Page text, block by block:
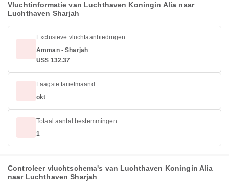
Vluchtinformatie van Luchthaven Koningin Alia naar
Luchthaven Sharjah
Exclusieve vluchtaanbiedingen
Amman - Sharjah
US$ 132.37
Laagste tariefmaand
okt
Totaal aantal bestemmingen
1
Controleer vluchtschema's van Luchthaven Koningin Alia
naar Luchthaven Sharjah